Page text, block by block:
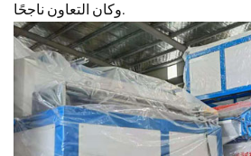
وكان التعاون ناجحًا.